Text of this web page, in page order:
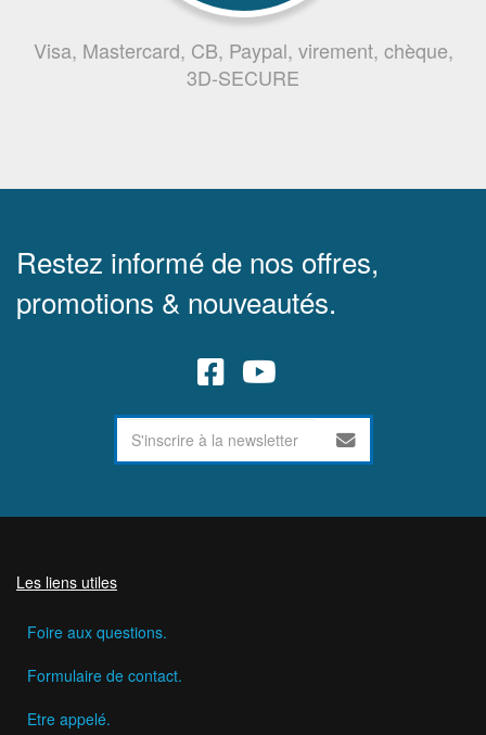
Visa, Mastercard, CB, Paypal, virement, chèque,
3D-SECURE
Restez informé de nos offres,
promotions & nouveautés.
Les liens utiles
Foire aux questions.
Formulaire de contact.
Etre appelé.